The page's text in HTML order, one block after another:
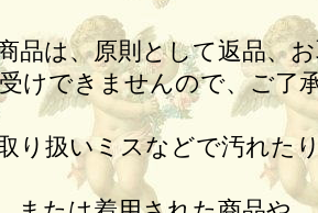
品は、原則として返品、
けできませんので、ご了
り扱いミスなどで汚れた